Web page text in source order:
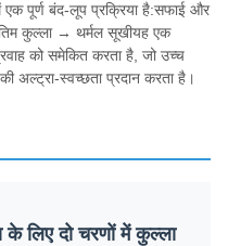
एक पूर्ण बंद-लूप प्रक्रिया है:सफाई और
कुल्ला → थर्मल सूखीयह एक
को समेकित करता है, जो उच्च
अल्ट्रा-स्वच्छता प्रदान करता है।
लिए दो चरणों में कुल्ला